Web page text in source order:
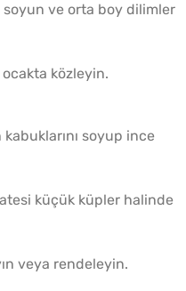
soyun ve orta boy dilimler
ocakta közleyin.
soyup ince
küçük küpler halinde
veya rendeleyin.